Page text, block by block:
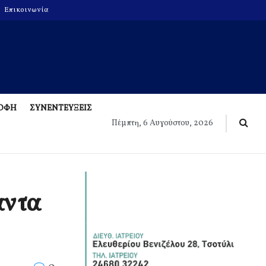
Επικοινωνία
ΣΥΝΕΝΤΕΥΞΕΙΣ
Πέμπτη, 6 Αυγούστου, 2026
τα